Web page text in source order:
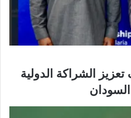
الشراكة الدولية